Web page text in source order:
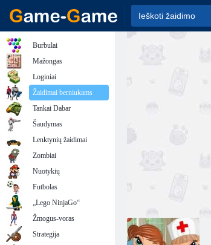
Burbulai
Mažongas
Loginiai
Žaidimai berniukams
Tankai Dabar
Šaudymas
Lenktynių žaidimai
Zombiai
Nuotykių
Futbolas
„Lego NinjaGo“
Žmogus-voras
Strategija